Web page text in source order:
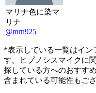
マリナ色に染マ
リナ
@mrn925
*表示している一覧はイ
す。ヒプノシスマイクに
探している方へのおすす
含まれている可能性もござ